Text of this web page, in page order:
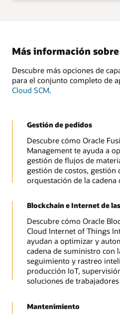
Más información
Descubre más opciones de
para el conjunto completo de
Cloud SCM.
Gestión de pedidos
Descubre cómo Oracle
Management te ayuda a
gestión de flujos de
gestión de costos, gestión
orquestación de la cadena
Blockchain e Internet de
Descubre cómo Oracle
Cloud Internet of Things
ayudan a optimizar y
cadena de suministro con
seguimiento y rastreo
producción IoT,
soluciones de
Mantenimiento